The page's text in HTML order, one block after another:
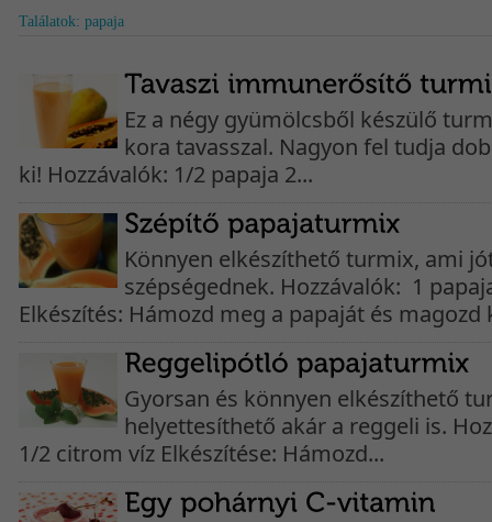
Találatok: papaja
Ez a négy gyümölcsből készülő
kora tavasszal. Nagyon fel tudja
ki! Hozzávalók: 1/2 papaja 2...
Könnyen elkészíthető turmix, ami
szépségednek. Hozzávalók: 1
Elkészítés: Hámozd meg a papaját és magozd
Gyorsan és könnyen elkészíthető
helyettesíthető akár a reggeli is.
1/2 citrom víz Elkészítése: Hámozd...